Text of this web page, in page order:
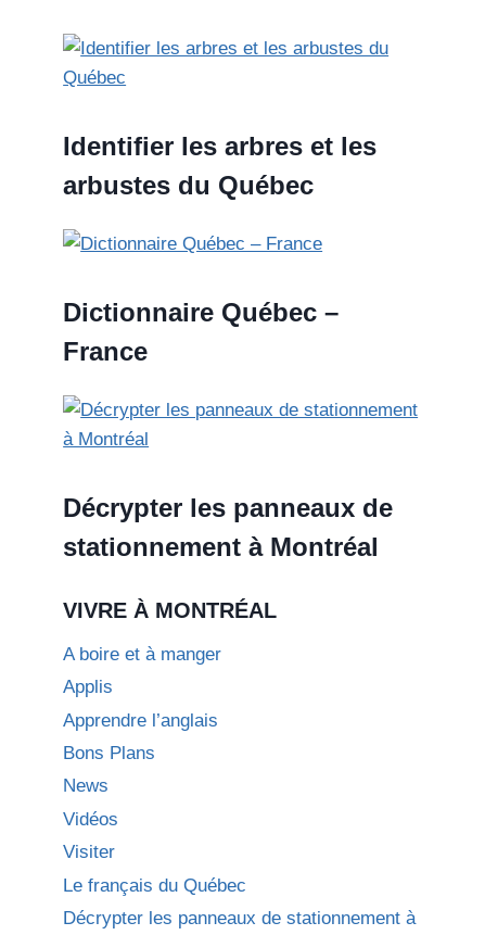
Identifier les arbres et les
arbustes du Québec
Dictionnaire Québec –
France
Décrypter les panneaux de
stationnement à Montréal
VIVRE À MONTRÉAL
A boire et à manger
Applis
Apprendre l’anglais
Bons Plans
News
Vidéos
Visiter
Le français du Québec
Décrypter les panneaux de stationnement à